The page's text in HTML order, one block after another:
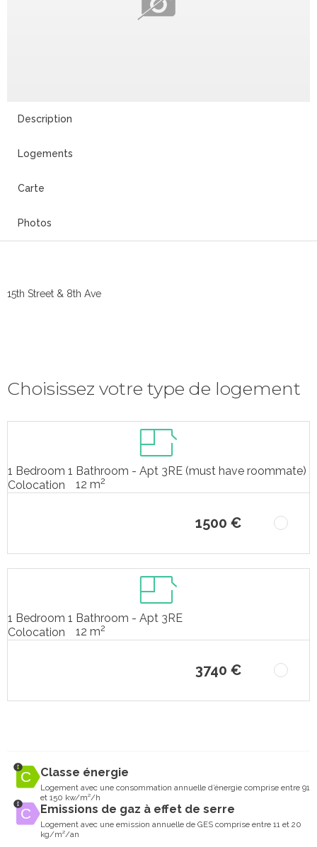
Description
Logements
Carte
Photos
15th Street & 8th Ave
Choisissez votre type de logement
1 Bedroom 1 Bathroom - Apt 3RE (must have roommate)
Colocation
12 m2
1500 €
1 Bedroom 1 Bathroom - Apt 3RE
Colocation
12 m2
3740 €
Classe énergie
Logement avec une consommation annuelle d’énergie comprise entre 91
et 150 kw/m²/h
Emissions de gaz à effet de serre
Logement avec une emission annuelle de GES comprise entre 11 et 20
kg/m²/an